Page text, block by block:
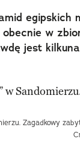
egipskich
w
jest
Zagadkowy